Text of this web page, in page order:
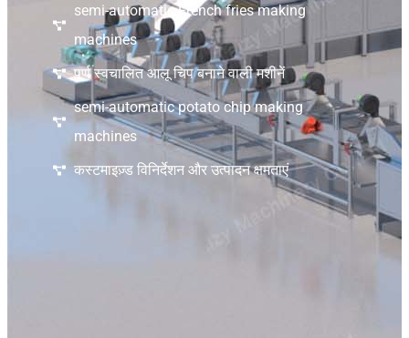
semi-automatic French fries making
machines
पूर्ण स्वचालित आलू चिप बनाने वाली मशीनें
semi-automatic potato chip making
machines
कस्टमाइज़्ड विनिर्देशन और उत्पादन क्षमताएं